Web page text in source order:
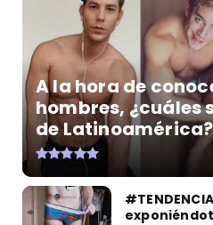
A la hora de
hombres, ¿cuáles
de Latinoamérica?